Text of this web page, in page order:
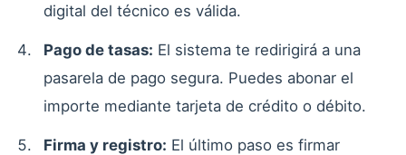
digital del técnico es válida.
Pago de tasas: El sistema te redirigirá a una
pasarela de pago segura. Puedes abonar el
importe mediante tarjeta de crédito o débito.
Firma y registro: El último paso es firmar